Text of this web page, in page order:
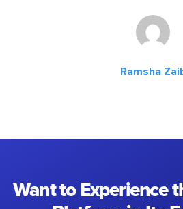
Ramsha
Want to Experience